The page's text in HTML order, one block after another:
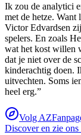
Ik zou de analytici
met de hetze.
Victor Edvardsen
spelers. En zoals
wat het kost willen
dat je niet over de
kinderachtig doen.
uitvechten. Soms
heel erg.”
Volg
Discover en zie